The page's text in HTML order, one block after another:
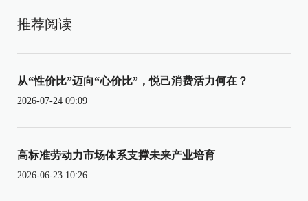
推荐阅读
从“性价比”迈向“心价比”，悦己消费活力何在？
2026-07-24 09:09
高标准劳动力市场体系支撑未来产业培育
2026-06-23 10:26